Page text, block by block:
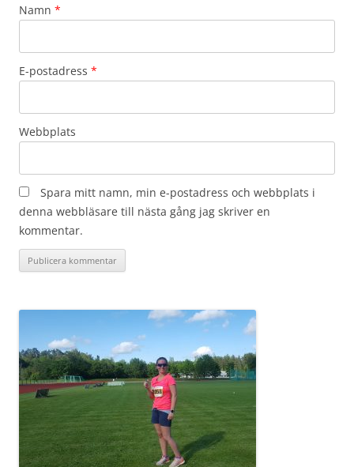
Namn *
E-postadress *
Webbplats
Spara mitt namn, min e-postadress och webbplats i
denna webbläsare till nästa gång jag skriver en
kommentar.